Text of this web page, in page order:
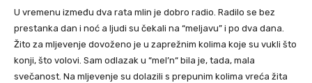
U vremenu između dva rata mlin je dobro radio. Radilo se bez
prestanka dan i noć a ljudi su čekali na “meljavu” i po dva dana.
Žito za mljevenje dovoženo je u zaprežnim kolima koje su vukli što
konji, što volovi. Sam odlazak u “mel’n“ bila je, tada, mala
svečanost. Na mljevenje su dolazili s prepunim kolima vreća žita